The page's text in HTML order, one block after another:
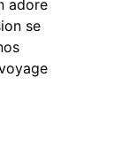
adore
se